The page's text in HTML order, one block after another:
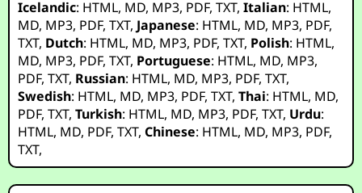
Icelandic: HTML, MD, MP3, PDF,TXT,Italian: HTML,
MD, MP3, PDF,TXT, Japanese: HTML, MD, MP3, PDF,
TXT, Dutch: HTML, MD, MP3, PDF,TXT, Polish: HTML,
MD, MP3, PDF,TXT, Portuguese: HTML, MD, MP3,
PDF,TXT, Russian: HTML, MD, MP3, PDF,TXT,
Swedish: HTML, MD, MP3, PDF,TXT,Thai: HTML, MD,
PDF,TXT,Turkish: HTML, MD, MP3, PDF,TXT, Urdu:
HTML, MD, PDF,TXT,Chinese: HTML, MD, MP3, PDF,
TXT,